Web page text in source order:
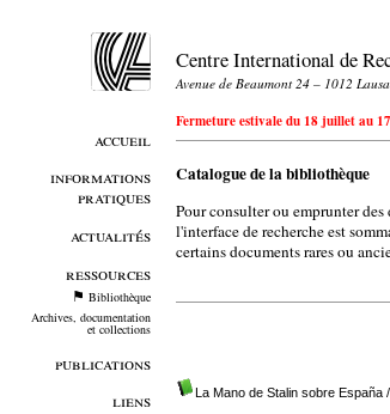
accueil
informations
pratiques
actualités
ressources
Bibliothèque
Archives, documentation
et collections
publications
liens
Centre International de
Avenue de Beaumont 24 – 1012
Fermeture estivale du 18 juillet au
Catalogue de la bibliothèque
Pour consulter ou emprunter
l'interface de recherche est
certains documents rares ou
La Mano de Stalin sobre España/